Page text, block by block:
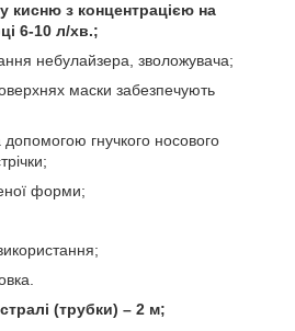
кисню з концентрацією на
6-10 л/хв.;
небулайзера, зволожувача;
маски забезпечують
допомогою гнучкого носового
форми;
(трубки) – 2 м;